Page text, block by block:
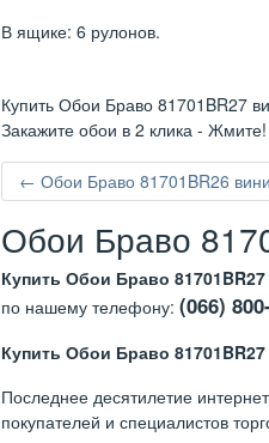
В ящике: 6 рулонов.
Купить Обои Браво 81701BR27
Закажите обои в 2 клика - Жмите!
← Обои Браво 81701BR26
Обои Браво
Купить Обои Браво
по нашему телефону: (066)
Купить Обои Браво
Последнее десятилетие
покупателей и специалистов